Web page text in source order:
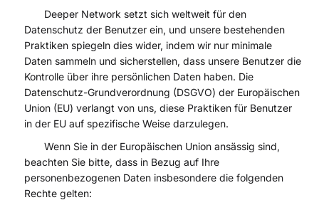
Deeper Network setzt sich weltweit für den
Datenschutz der Benutzer ein, und unsere bestehenden
Praktiken spiegeln dies wider, indem wir nur minimale
Daten sammeln und sicherstellen, dass unsere Benutzer die
Kontrolle über ihre persönlichen Daten haben. Die
Datenschutz-Grundverordnung (DSGVO) der Europäischen
Union (EU) verlangt von uns, diese Praktiken für Benutzer
in der EU auf spezifische Weise darzulegen.
Wenn Sie in der Europäischen Union ansässig sind,
beachten Sie bitte, dass in Bezug auf Ihre
personenbezogenen Daten insbesondere die folgenden
Rechte gelten: